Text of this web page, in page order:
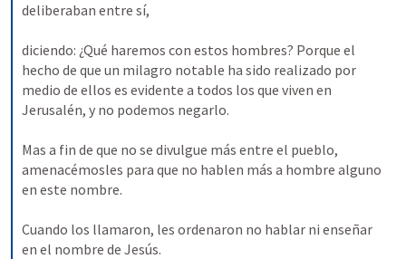
deliberaban entre sí,
diciendo: ¿Qué haremos con estos hombres? Porque el
hecho de que un milagro notable ha sido realizado por
medio de ellos es evidente a todos los que viven en
Jerusalén, y no podemos negarlo.
Mas a fin de que no se divulgue más entre el pueblo,
amenacémosles para que no hablen más a hombre alguno
en este nombre.
Cuando los llamaron, les ordenaron no hablar ni enseñar
en el nombre de Jesús.